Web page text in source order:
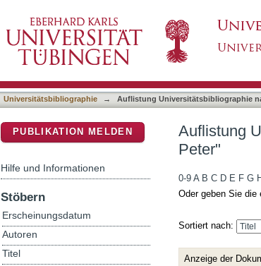
Universitätsbibliographie → Auflistung Universitätsbibliographie
Auflistung
Peter"
0-9 A B C D E F G H
Oder geben Sie die
Sortiert nach:
Anzeige der
PUBLIKATION MELDEN
Hilfe und Informationen
Stöbern
Erscheinungsdatum
Autoren
Titel